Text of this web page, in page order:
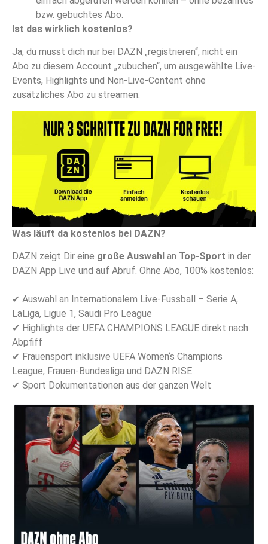
bzw. gebuchtes Abo.
Ist das wirklich kostenlos?
Ja, du musst dich nur bei DAZN „registrieren“, nicht ein
Abo zu diesem Account „zubuchen“, um ausgewählte Live-
Events, Highlights und Non-Live-Content ohne
zusätzliches Abo zu streamen.
Was läuft da kostenlos bei DAZN?
DAZN zeigt Dir eine große Auswahl an Top-Sport in der
DAZN App Live und auf Abruf. Ohne Abo, 100% kostenlos:
✔ Auswahl an Internationalem Live-Fussball – Serie A,
LaLiga, Ligue 1, Saudi Pro League
✔ Highlights der UEFA CHAMPIONS LEAGUE direkt nach
Abpfiff
✔ Frauensport inklusive UEFA Women‘s Champions
League, Frauen-Bundesliga und DAZN RISE
✔ Sport Dokumentationen aus der ganzen Welt